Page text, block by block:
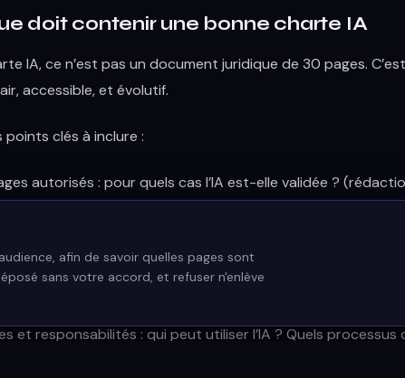
doit contenir une bonne charte IA
IA, ce n’est pas un document juridique de 30 pages.
accessible, et évolutif.
points clés à inclure :
autorisés : pour quels cas l’IA est-elle validée ?
aide à la synthèse, automatisation)
de données personnelles)
autorisés : version sécurisée de ChatGPT, API entreprise,
et responsabilités : qui peut utiliser l’IA ? Quels processus
afin de savoir quelles pages sont
sans votre accord, et refuser n'enlève